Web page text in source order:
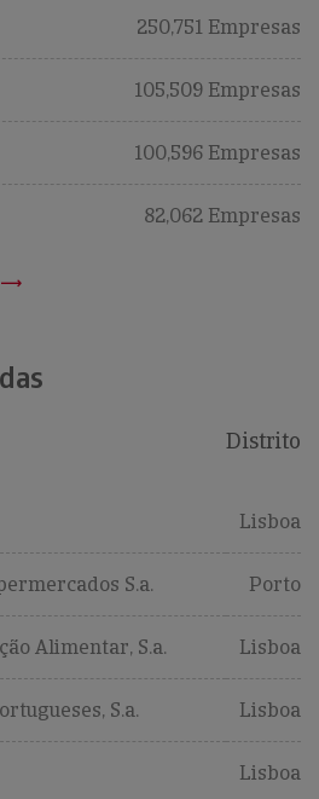
250,751 Empresas
105,509 Empresas
100,596 Empresas
82,062 Empresas
Distrito
Lisboa
S.a. Porto
Alimentar, S.a. Lisboa
S.a. Lisboa
Lisboa